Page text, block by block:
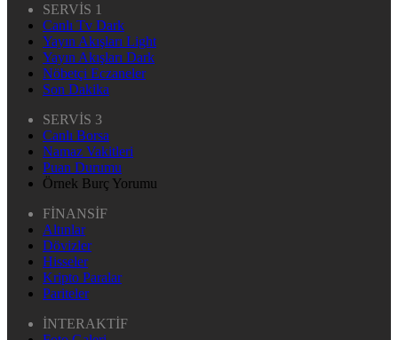
SERVİS 1
Canlı Tv Dark
Yayın Akışları Light
Yayın Akışları Dark
Nöbetçi Eczaneler
Son Dakika
SERVİS 3
Canlı Borsa
Namaz Vakitleri
Puan Durumu
Örnek Burç Yorumu
FİNANSİF
Altınlar
Dövizler
Hisseler
Kripto Paralar
Pariteler
İNTERAKTİF